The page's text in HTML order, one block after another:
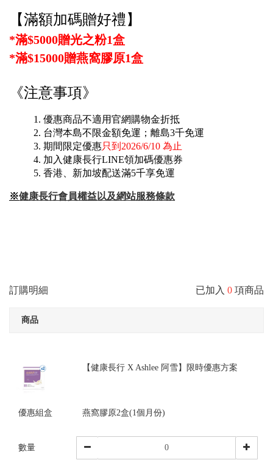
【滿額加碼贈好禮】
*滿$5000贈光之粉1盒
*滿$15000贈燕窩膠原1盒
《注意事項》
優惠商品不適用官網購物金折抵
台灣本島不限金額免運；離島3千免運
期間限定優惠只到2026/6/10 為止
加入健康長行LINE領加碼優惠券
香港、新加坡配送滿5千享免運
※健康長行會員權益以及網站服務條款
訂購明細 已加入 0 項商品
商品
【健康長行 X Ashlee 阿雪】限時優惠方案
優惠組盒 燕窩膠原2盒(1個月份)
數量